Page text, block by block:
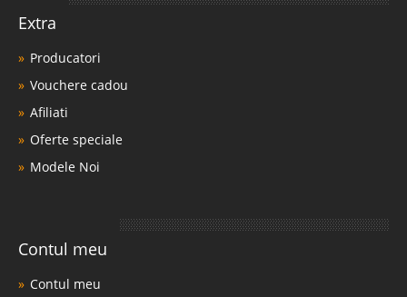
Extra
Producatori
Vouchere cadou
Afiliati
Oferte speciale
Modele Noi
Contul meu
Contul meu